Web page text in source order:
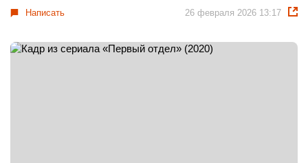
Написать 26 февраля 2026 13:17